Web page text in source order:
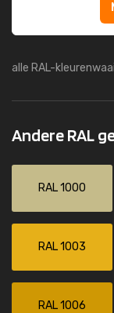
alle RAL-
Andere RAL
RAL 1000
RAL 1003
RAL 1006